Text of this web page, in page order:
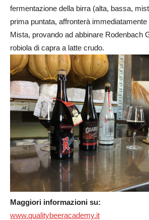
fermentazione della birra (alta, bassa,
prima puntata, affronterà
Mista, provando ad abbinare Rodenbach
robiola di capra a latte crudo.
Maggiori informazioni su:
www.qualitybeeracademy.it